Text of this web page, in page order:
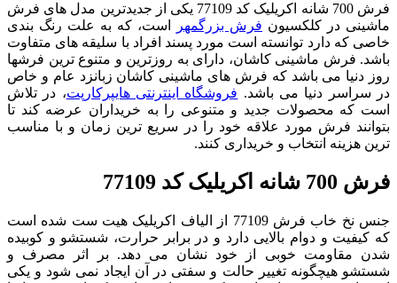
فرش 700 شانه اکریلیک کد 77109 یکی از جدیدترین مدل های فرش
ماشینی در کلکسیون فرش بزرگمهر
است، که به علت رنگ بندی
خاصی که دارد توانسته است مورد پسند افراد با سلیقه های متفاوت
باشد. فرش ماشینی کاشان، دارای به روزترین و متنوع ترین فرشها
روز دنیا می باشد که فرش های ماشینی کاشان زبانزد عام و خاص
در سراسر دنیا می باشد. فروشگاه اینترنتی هایپرکارپت، در تلاش
است که محصولات جدید و متنوعی را به خریداران عرضه کند تا
بتوانند فرش مورد علاقه خود را در سریع ترین زمان و با مناسب
ترین هزینه انتخاب و خریداری کنند.
فرش 700 شانه اکریلیک کد 77109
جنس نخ خاب فرش 77109 از الیاف اکریلیک هیت ست شده است
که کیفیت و دوام بالایی دارد و در برابر حرارت، شستشو و کوبیده
شدن مقاومت خوبی از خود نشان می دهد. بر اثر مصرف و
شستشو هیچگونه تغییر حالت و سفتی در آن ایجاد نمی شود و یکی